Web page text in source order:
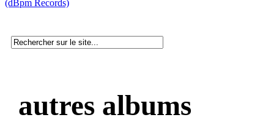
(dBpm Records)
autres albums